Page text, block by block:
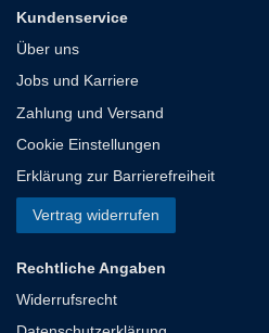
Kundenservice
Über uns
Jobs und Karriere
Zahlung und Versand
Cookie Einstellungen
Erklärung zur Barrierefreiheit
Vertrag widerrufen
Rechtliche Angaben
Widerrufsrecht